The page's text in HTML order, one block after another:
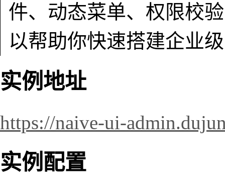
件、动态菜单、权限校
以帮助你快速搭建企业
实例地址
https://naive-ui-
实例配置